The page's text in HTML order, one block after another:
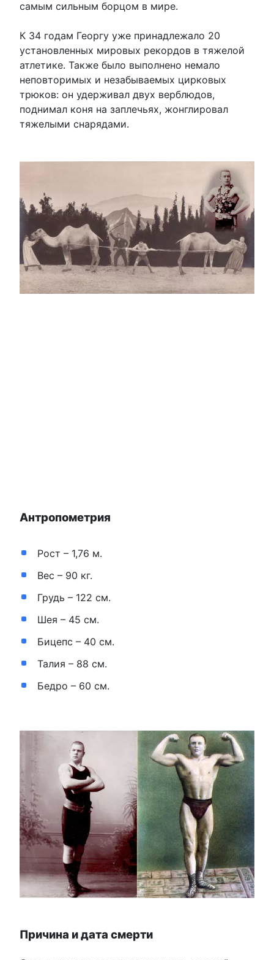
самым сильным борцом в мире.
К 34 годам Георгу уже принадлежало 20
установленных мировых рекордов в тяжелой
атлетике. Также было выполнено немало
неповторимых и незабываемых цирковых
трюков: он удерживал двух верблюдов,
поднимал коня на заплечьях, жонглировал
тяжелыми снарядами.
Антропометрия
Рост – 1,76 м.
Вес – 90 кг.
Грудь – 122 см.
Шея – 45 см.
Бицепс – 40 см.
Талия – 88 см.
Бедро – 60 см.
Причина и дата смерти